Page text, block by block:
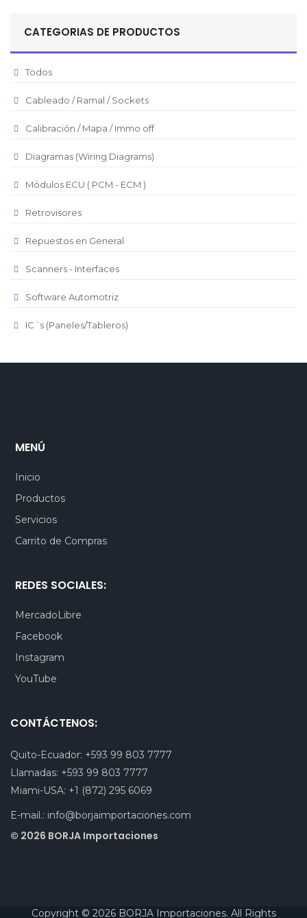
Pesos Mexicanos
Euro
Real Brasilero
CATEGORIAS DE PRODUCTOS
Todos
Cableado / Ramal / Sockets
Calibración / Mapa / Immo off
Diagramas (Wiring Diagrams)
Módulos ECU ( PCM - ECM )
Retrovisores
Repuestos en General
Scanners - Interfaces
Software Automotriz
IC´s (Paneles/Tableros)
MENÚ
Inicio
Productos
Servicios
Carrito de Compras
REDES SOCIALES:
MercadoLibre
Facebook
Instagram
YouTube
CONTÁCTENOS:
Quito-Ecuador: +593 99 803 7777
Llamadas: +593 99 803 7777
Miami-USA: +1 (872) 295 6069
E-mail.: info@borjaimportaciones.com
© 2026 BORJA Importaciones
Copyright © 2026 BORJA Importaciones. All Rights